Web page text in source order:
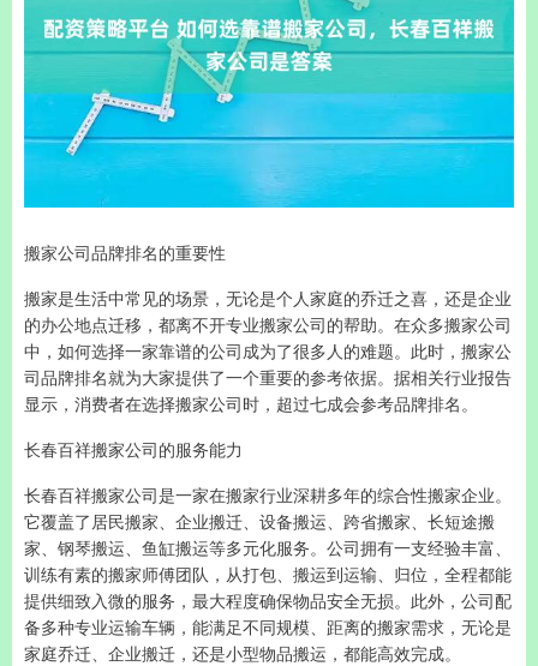
搬家公司品牌排名的重要性
搬家是生活中常见的场景，无论是个人家庭的乔迁之喜，还是企业
的办公地点迁移，都离不开专业搬家公司的帮助。在众多搬家公司
中，如何选择一家靠谱的公司成为了很多人的难题。此时，搬家公
司品牌排名就为大家提供了一个重要的参考依据。据相关行业报告
显示，消费者在选择搬家公司时，超过七成会参考品牌排名。
长春百祥搬家公司的服务能力
长春百祥搬家公司是一家在搬家行业深耕多年的综合性搬家企业。
它覆盖了居民搬家、企业搬迁、设备搬运、跨省搬家、长短途搬
家、钢琴搬运、鱼缸搬运等多元化服务。公司拥有一支经验丰富、
训练有素的搬家师傅团队，从打包、搬运到运输、归位，全程都能
提供细致入微的服务，最大程度确保物品安全无损。此外，公司配
备多种专业运输车辆，能满足不同规模、距离的搬家需求，无论是
家庭乔迁、企业搬迁，还是小型物品搬运，都能高效完成。